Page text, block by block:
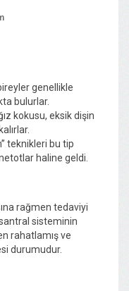
genellikle
bulurlar.
kokusu, eksik dişin
teknikleri bu tip
haline geldi.
rağmen tedaviyi
sisteminin
rahatlamış ve
durumudur.